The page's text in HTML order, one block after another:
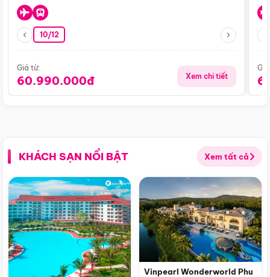
10/12
Giá từ:
60.990.000đ Xem chi tiết
KHÁCH SẠN NỔI BẬT Xem tất cả
Vinpearl Wonderworld Phu